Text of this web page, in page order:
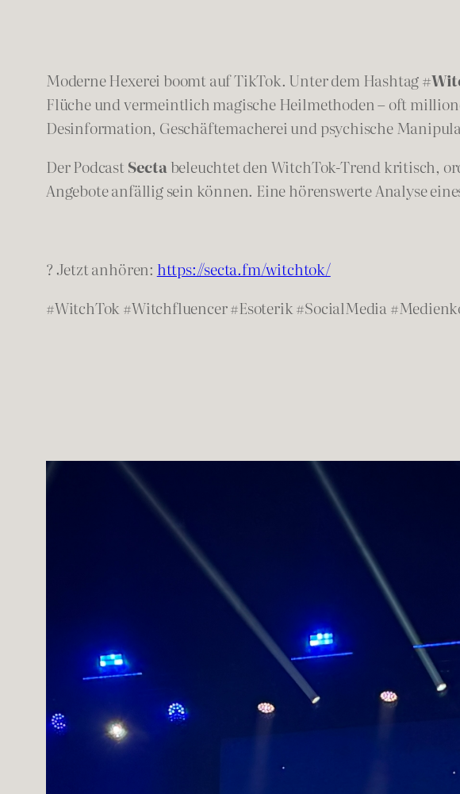
Moderne Hexerei boomt auf TikTok. Unter dem Hashtag
Flüche und vermeintlich magische Heilmethoden – oft
Desinformation, Geschäftemacherei und psychische
Der PodcastSectabeleuchtet den WitchTok-Trend kritisch,
Angebote anfällig sein können. Eine hörenswerte Analyse
? Jetzt anhören: https://secta.fm/witchtok/
#WitchTok #Witchfluencer #Esoterik #SocialMedia